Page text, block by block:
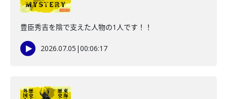
豊臣秀吉を陰で支えた人物の1人です！！
2026.07.05 |00:06:17